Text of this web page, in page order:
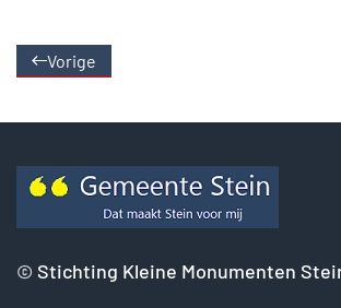
Vorige
© Stichting Kleine Monumenten